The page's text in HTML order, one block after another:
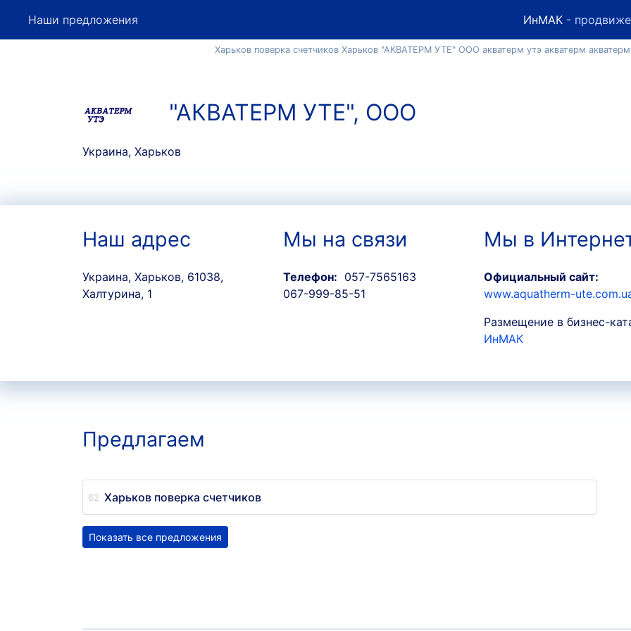
Наши предложения ИнМАК -
Харьков поверка счетчиков Харьков "АКВАТЕРМ УТЕ" ООО акватерм утэ акватерм
"АКВАТЕРМ УТЕ", ООО
Украина, Харьков
Наш адрес
Украина, Харьков, 61038,
Халтурина, 1
Мы на связи
Телефон: 057-7565163
067-999-85-51
Мы в
Официальный сайт:
www.aquatherm-
Размещение в бизнес-
ИнМАК
Предлагаем
Харьков поверка счетчиков
Показать все предложения